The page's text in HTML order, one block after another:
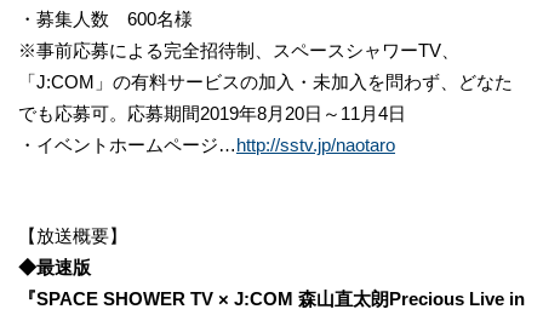
・募集人数 600名様
※事前応募による完全招待制、スペースシャワーTV、
「J:COM」の有料サービスの加入・未加入を問わず、どなた
でも応募可。応募期間2019年8月20日～11月4日
・イベントホームページ…http://sstv.jp/naotaro
【放送概要】
◆最速版
『SPACE SHOWER TV × J:COM 森山直太朗Precious Live in